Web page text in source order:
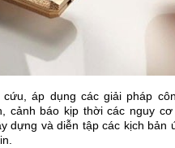
áp dụng các giải pháp
cảnh báo kịp thời các nguy
dựng và diễn tập các kịch bản